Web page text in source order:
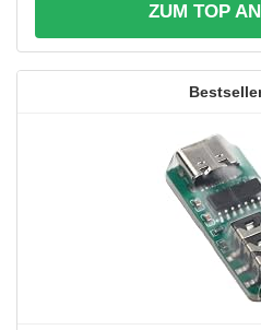
ZUM TOP